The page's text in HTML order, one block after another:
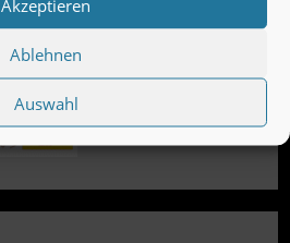
Akzeptieren
Ablehnen
Auswahl